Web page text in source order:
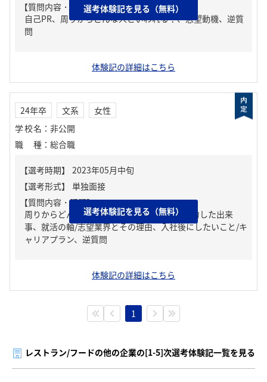
【質問内容・課題】
自己PR、周りからどんな人といわれる？、志望動機、逆質
問
選考体験記を見る（無料）
体験記の詳細はこちら
24年卒 文系
女性
学校名 ： 非公開
職種 ： 総合職
【質問内容・課題】
周りからどんな人といわれる？、チームで協力した出来
事、就活の軸/志望業界とその理由、入社後にしたいこと/キ
ャリアプラン、逆質問
選考体験記を見る（無料）
体験記の詳細はこちら
1
レストラン/フードの他の企業の[1-5]次選考体験記一覧を見る